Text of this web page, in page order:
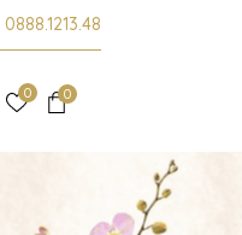
0888.1213.48
0 0